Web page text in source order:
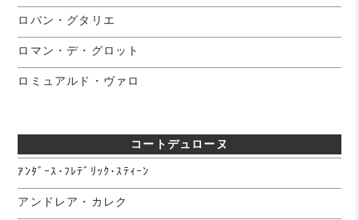
ロバン・グタリエ
ロマン・デ・グロット
ロミュアルド・ヴァロ
コートデュローヌ
ｱﾝﾀﾞｰｽ･ﾌﾚﾃﾞﾘｯｸ･ｽﾃｨｰﾝ
アンドレア・カレク